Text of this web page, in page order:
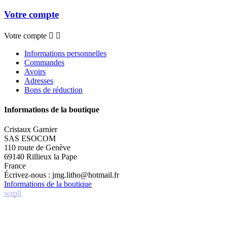
Votre compte
Votre compte  
Informations personnelles
Commandes
Avoirs
Adresses
Bons de réduction
Informations de la boutique
Cristaux Garnier
SAS ESOCOM
110 route de Genève
69140 Rillieux la Pape
France
Écrivez-nous : jmg.litho@hotmail.fr
Informations de la boutique
scroll